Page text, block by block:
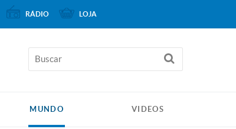
MUNDO VIDEOS
RÁDIO LOJA